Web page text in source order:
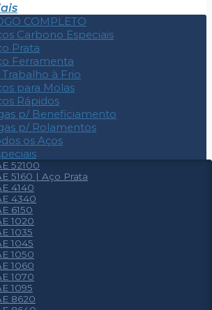
COMPLETO
Carbono Especiais
Prata
Ferramenta
à Frio
para Molas
Rápidos
p/ Beneficiamento
p/ Rolamentos
os Aços
52100
5160 | Aço Prata
4140
4340
6150
1020
1035
1045
1050
1060
1070
1095
8620